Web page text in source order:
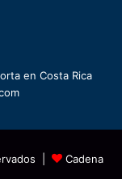
en Costa Rica
|
Cadena